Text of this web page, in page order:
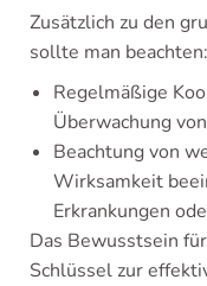
Zusätzlich zu den
sollte man beachten:
Regelmäßige
Überwachung
Beachtung von
Wirksamkeit
Erkrankungen
Das Bewusstsein
Schlüssel zur